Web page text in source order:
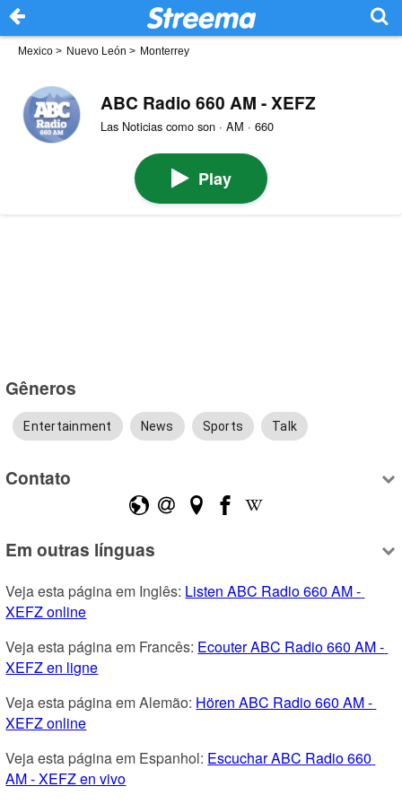
Mexico > Nuevo León > Monterrey
ABC Radio 660 AM - XEFZ
Las Noticias como son · AM · 660
Play
Gêneros
Entertainment News Sports Talk
Contato
Em outras línguas
Veja esta página em Inglês: Listen ABC Radio 660 AM -
XEFZ online
Veja esta página em Francês: Ecouter ABC Radio 660 AM -
XEFZ en ligne
Veja esta página em Alemão: Hören ABC Radio 660 AM -
XEFZ online
Veja esta página em Espanhol: Escuchar ABC Radio 660
AM - XEFZ en vivo